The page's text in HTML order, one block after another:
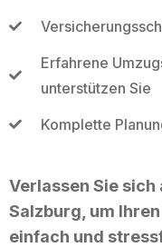
Erfahrene
unterstützen Sie
Komplette
Verlassen Sie
Salzburg, um
einfach und